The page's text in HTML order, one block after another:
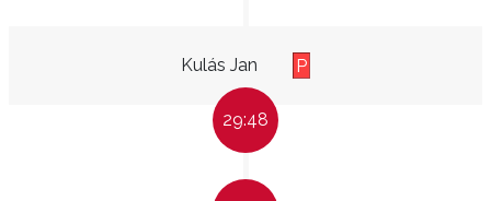
Kulás Jan P
29:48